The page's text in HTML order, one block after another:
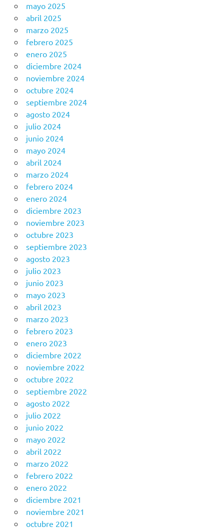
mayo 2025
abril 2025
marzo 2025
febrero 2025
enero 2025
diciembre 2024
noviembre 2024
octubre 2024
septiembre 2024
agosto 2024
julio 2024
junio 2024
mayo 2024
abril 2024
marzo 2024
febrero 2024
enero 2024
diciembre 2023
noviembre 2023
octubre 2023
septiembre 2023
agosto 2023
julio 2023
junio 2023
mayo 2023
abril 2023
marzo 2023
febrero 2023
enero 2023
diciembre 2022
noviembre 2022
octubre 2022
septiembre 2022
agosto 2022
julio 2022
junio 2022
mayo 2022
abril 2022
marzo 2022
febrero 2022
enero 2022
diciembre 2021
noviembre 2021
octubre 2021